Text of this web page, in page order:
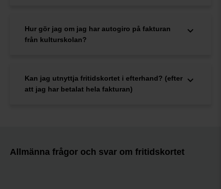
Hur gör jag om jag har autogiro på fakturan
från kulturskolan?
Kan jag utnyttja fritidskortet i efterhand? (efter
att jag har betalat hela fakturan)
Allmänna frågor och svar om fritidskortet